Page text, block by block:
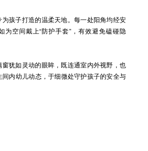
孩子打造的温柔天地。每一处阳角均经安
为空间戴上“防护手套”，有效避免磕碰隐
窗犹如灵动的眼眸，既连通室内外视野，也
内幼儿动态，于细微处守护孩子的安全与